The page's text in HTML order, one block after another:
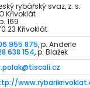
rybářský svaz, z. s.
Křivoklát
169
23 Křivoklát
955 875, p. Anderle
638 154, p. Blažek